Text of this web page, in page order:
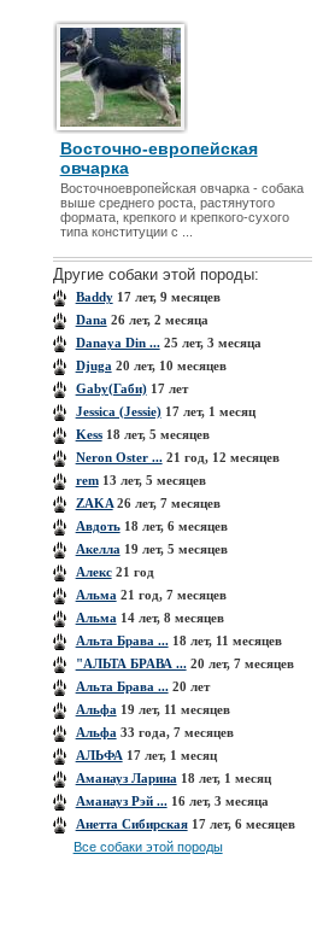
Восточно-европейская
овчарка
Восточноевропейская овчарка - собака
выше среднего роста, растянутого
формата, крепкого и крепкого-сухого
типа конституции с ...
Другие собаки этой породы:
Baddy17 лет, 9 месяцев
Dana 26 лет, 2 месяца
Danaya Din ...25 лет, 3 месяца
Djuga 20 лет, 10 месяцев
Gaby(Габи)17 лет
Jessica (Jessie)17 лет, 1 месяц
Kess18 лет, 5 месяцев
Neron Oster ...21 год, 12 месяцев
rem13 лет, 5 месяцев
ZAKA26 лет, 7 месяцев
Авдоть18 лет, 6 месяцев
Акелла 19 лет, 5 месяцев
Алекс21 год
Альма 21 год, 7 месяцев
Альма 14 лет, 8 месяцев
Альта Брава ...18 лет, 11 месяцев
"АЛЬТА БРАВА ...20 лет, 7 месяцев
Альта Брава ...20 лет
Альфа 19 лет, 11 месяцев
Альфа 33 года, 7 месяцев
АЛЬФА 17 лет, 1 месяц
Аманауз Ларина 18 лет, 1 месяц
Аманауз Рэй ...16 лет, 3 месяца
Анетта Сибирская17 лет, 6 месяцев
Все собаки этой породы